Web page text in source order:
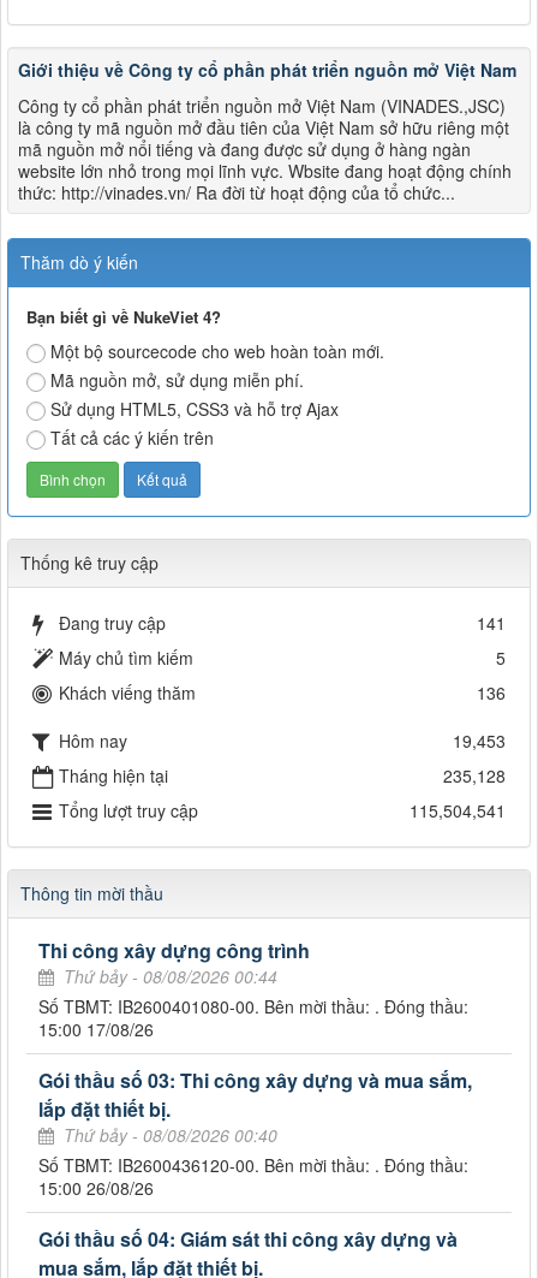
Giới thiệu về Công ty cổ phần phát triển nguồn mở Việt Nam
Công ty cổ phần phát triển nguồn mở Việt Nam (VINADES.,JSC)
là công ty mã nguồn mở đầu tiên của Việt Nam sở hữu riêng một
mã nguồn mở nổi tiếng và đang được sử dụng ở hàng ngàn
website lớn nhỏ trong mọi lĩnh vực. Wbsite đang hoạt động chính
thức: http://vinades.vn/ Ra đời từ hoạt động của tổ chức...
Thăm dò ý kiến
Bạn biết gì về NukeViet 4?
Một bộ sourcecode cho web hoàn toàn mới.
Mã nguồn mở, sử dụng miễn phí.
Sử dụng HTML5, CSS3 và hỗ trợ Ajax
Tất cả các ý kiến trên
Thống kê truy cập
Đang truy cập
141
Máy chủ tìm kiếm
5
Khách viếng thăm
136
Hôm nay
19,453
Tháng hiện tại
235,128
Tổng lượt truy cập
115,504,541
Thông tin mời thầu
Thi công xây dựng công trình
Thứ bảy - 08/08/2026 00:44
Số TBMT: IB2600401080-00. Bên mời thầu: . Đóng thầu:
15:00 17/08/26
Gói thầu số 03: Thi công xây dựng và mua sắm,
lắp đặt thiết bị.
Thứ bảy - 08/08/2026 00:40
Số TBMT: IB2600436120-00. Bên mời thầu: . Đóng thầu:
15:00 26/08/26
Gói thầu số 04: Giám sát thi công xây dựng và
mua sắm, lắp đặt thiết bị.